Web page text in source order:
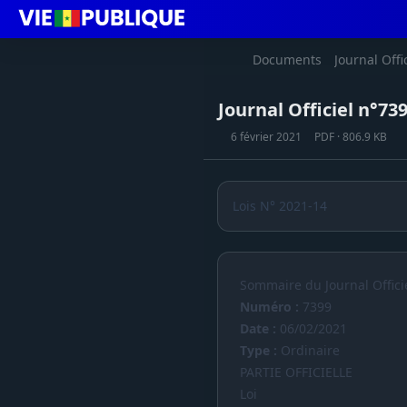
Documents Journal
Journal Officiel
6 février 2021 PDF · 806.9 KB
Lois N° 2021-14
Sommaire du Journal
Numéro : 7399
Date : 06/02/2021
Type : Ordinaire
PARTIE OFFICIELLE
Loi